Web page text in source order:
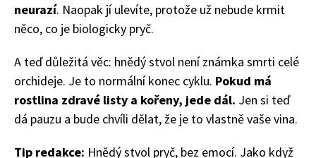
neurazí. Naopak jí ulevíte, protože už nebude krmit
něco, co je biologicky pryč.
A teď důležitá věc: hnědý stvol není známka smrti celé
orchideje. Je to normální konec cyklu. Pokud má
rostlina zdravé listy a kořeny, jede dál. Jen si teď
dá pauzu a bude chvíli dělat, že je to vlastně vaše vina.
Tip redakce: Hnědý stvol pryč, bez emocí. Jako když